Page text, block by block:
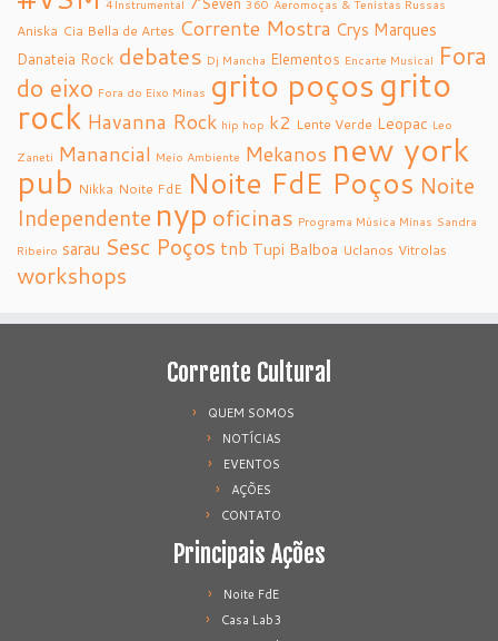
4Instrumental 360 Aeromoças & Tenistas Russas
Aniska Cia Bella de Artes Corrente Mostra Crys Marques
Danateia Rock debates Dj Mancha Elementos Encarte Musical Fora
do eixo Fora do Eixo Minas grito poçosgrito
rock Havanna Rock hip hop k2 Lente Verde Leopac Leo
Zaneti Manancial Meio Ambiente Mekanos new york
pub Nikka Noite FdE Noite FdE Poços Noite
Independente nyp oficinas Programa Música Minas Sandra
Ribeiro sarau Sesc Poços tnb Tupi Balboa Uclanos Vitrolas
workshops
Corrente Cultural
QUEM SOMOS
NOTÍCIAS
EVENTOS
AÇÕES
CONTATO
Principais Ações
Noite FdE
Casa Lab3